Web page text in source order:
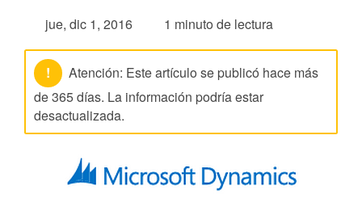
jue, dic 1, 2016 1 minuto de lectura
!
Atención: Este artículo se publicó hace más
de 365 días. La información podría estar
desactualizada.